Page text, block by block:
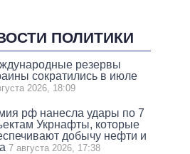
ПОЛИТИКИ
резервы
сократились в июле
2026, 18:09
рф нанесла удары по 7
Укрнафты, которые
добычу нефти и
7 августа 2026, 17:38